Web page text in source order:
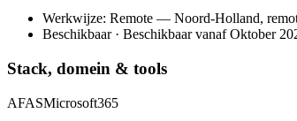
Werkwijze: Remote — Noord-Holland,
Beschikbaar · Beschikbaar vanaf Oktober
Stack, domein & tools
AFASMicrosoft365